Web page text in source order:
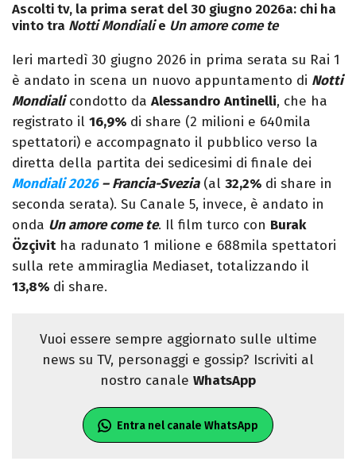
Ascolti tv, la prima serat del 30 giugno 2026a: chi ha
vinto tra Notti Mondialie Un amore come te
Ieri martedì 30 giugno 2026 in prima serata su Rai 1
è andato in scena un nuovo appuntamento di Notti
Mondialicondotto da Alessandro Antinelli, che ha
registrato il 16,9% di share (2 milioni e 640mila
spettatori) e accompagnato il pubblico verso la
diretta della partita dei sedicesimi di finale dei
Mondiali 2026– Francia-Svezia(al 32,2% di share in
seconda serata). Su Canale 5, invece, è andato in
onda Un amore come te. Il film turco con Burak
Özçivitha radunato 1 milione e 688mila spettatori
sulla rete ammiraglia Mediaset, totalizzando il
13,8% di share.
Vuoi essere sempre aggiornato sulle ultime
news su TV, personaggi e gossip? Iscriviti al
nostro canale WhatsApp
Entra nel canale WhatsApp